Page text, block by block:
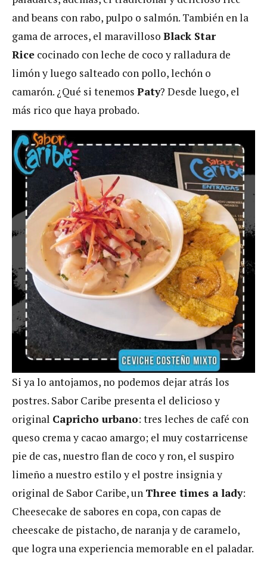
and beans con rabo, pulpo o salmón. También en la
gama de arroces, el maravilloso Black Star
Rice cocinado con leche de coco y ralladura de
limón y luego salteado con pollo, lechón o
camarón. ¿Qué si tenemos Paty? Desde luego, el
más rico que haya probado.
Si ya lo antojamos, no podemos dejar atrás los
postres. Sabor Caribe presenta el delicioso y
original Capricho urbano: tres leches de café con
queso crema y cacao amargo; el muy costarricense
pie de cas, nuestro flan de coco y ron, el suspiro
limeño a nuestro estilo y el postre insignia y
original de Sabor Caribe, un Three times a lady:
Cheesecake de sabores en copa, con capas de
cheescake de pistacho, de naranja y de caramelo,
que logra una experiencia memorable en el paladar.